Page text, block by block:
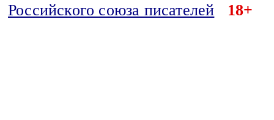
Российского союза писателей
18+